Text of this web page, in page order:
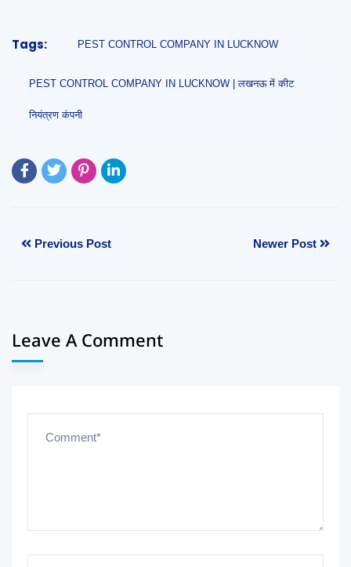
Tags: PEST CONTROL COMPANY IN LUCKNOW
PEST CONTROL COMPANY IN LUCKNOW | लखनऊ में कीट
नियंत्रण कंपनी
Previous Post Newer Post
Leave A Comment